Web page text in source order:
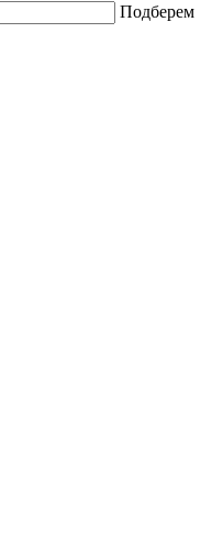
Подберем